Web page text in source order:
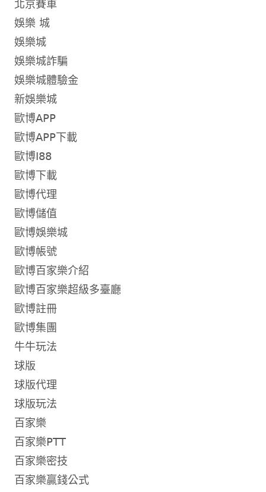
北京賽車
娛樂 城
娛樂城
娛樂城詐騙
娛樂城體驗金
新娛樂城
歐博APP
歐博APP下載
歐博I88
歐博下載
歐博代理
歐博儲值
歐博娛樂城
歐博帳號
歐博百家樂介紹
歐博百家樂超級多臺廳
歐博註冊
歐博集團
牛牛玩法
球版
球版代理
球版玩法
百家樂
百家樂PTT
百家樂密技
百家樂贏錢公式